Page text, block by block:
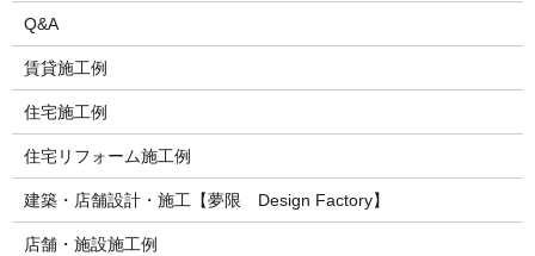
Q&A
賃貸施工例
住宅施工例
住宅リフォーム施工例
建築・店舗設計・施工【夢限 Design Factory】
店舗・施設施工例